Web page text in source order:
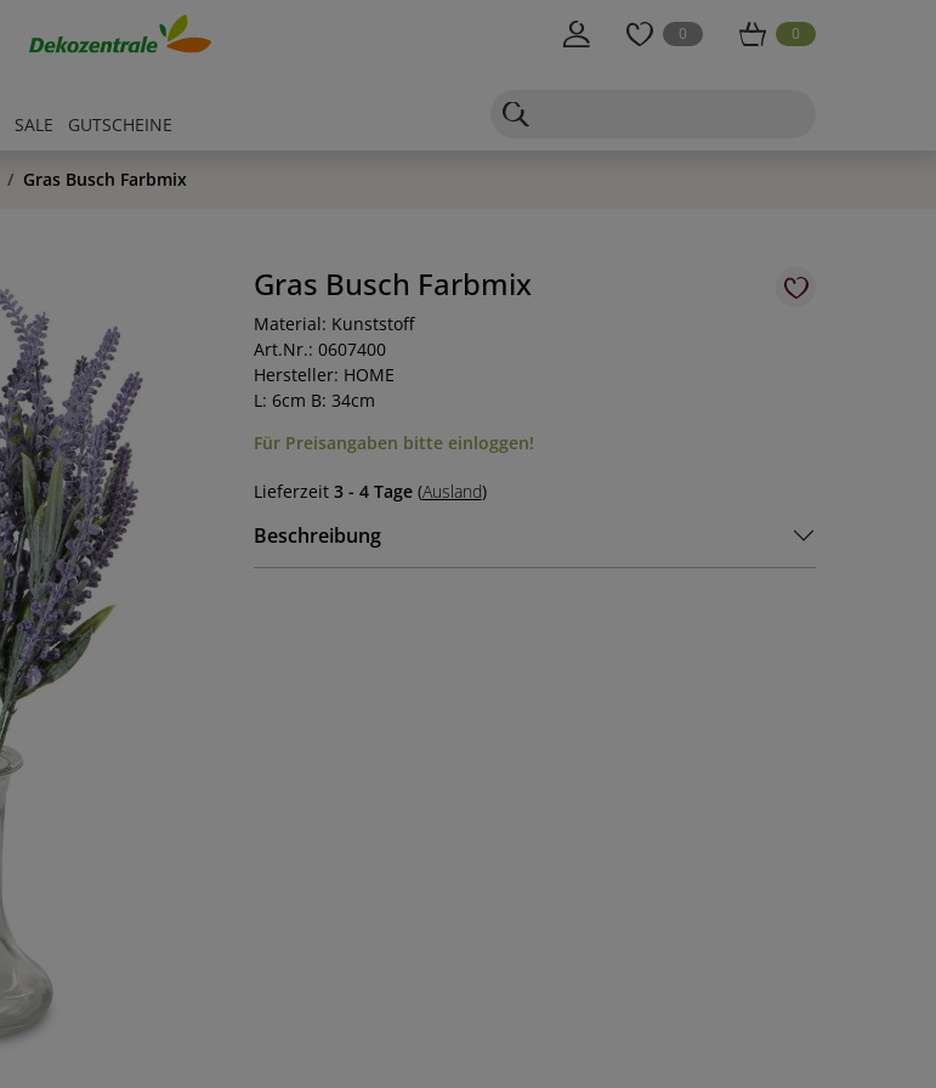
0 0
SALE GUTSCHEINE
Gras Busch Farbmix
Gras Busch Farbmix
Material: Kunststoff
Art.Nr.: 0607400
Hersteller: HOME
L: 6cm B: 34cm
Für Preisangaben bitte einloggen!
Lieferzeit 3 - 4 Tage(Ausland)
Beschreibung